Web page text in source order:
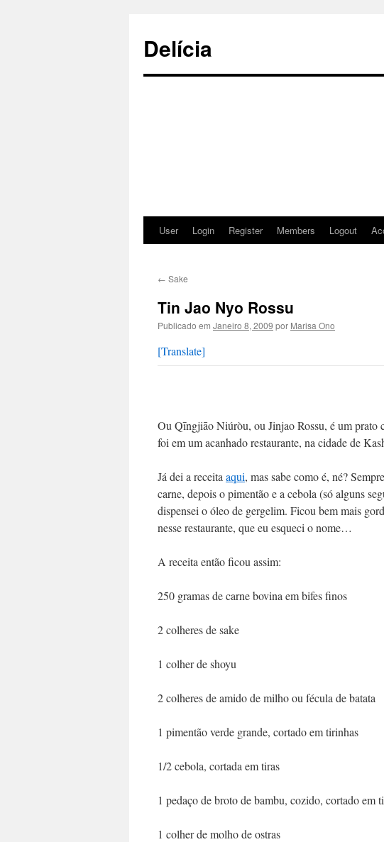
Delícia
Saltar
conteúdo
User Login Register Members Logout
← Sake
Tin Jao Nyo Rossu
Publicado em Janeiro 8, 2009 por Marisa Ono
[Translate]
Ou Qīngjiāo Niúròu, ou Jinjao Rossu, é um prato
foi em um acanhado restaurante, na cidade de
Já dei a receita aqui, mas sabe como é, né?
carne, depois o pimentão e a cebola (só alguns
dispensei o óleo de gergelim. Ficou bem mais
nesse restaurante, que eu esqueci o nome…
A receita então ficou assim:
250 gramas de carne bovina em bifes finos
2 colheres de sake
1 colher de shoyu
2 colheres de amido de milho ou fécula de batata
1 pimentão verde grande, cortado em tirinhas
1/2 cebola, cortada em tiras
1 pedaço de broto de bambu, cozido, cortado em
1 colher de molho de ostras